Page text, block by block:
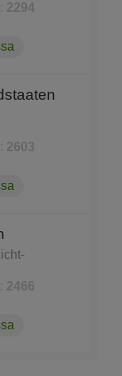
2294
2603
2466